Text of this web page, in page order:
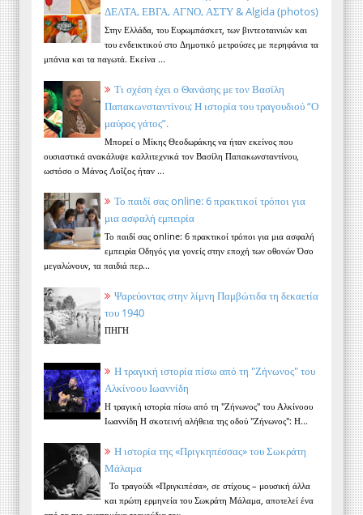
ΔΕΛΤΑ, ΕΒΓΑ, ΑΓΝΟ, ΑΣΤΥ & Algida (photos)
Στην Ελλάδα, του Ευρωμπάσκετ, των βιντεοταινιών και
του ενδεικτικού στο Δημοτικό μετρούσες με περηφάνια τα
μπάνια και τα παγωτά. Εκείνα ...
Τι σχέση έχει ο Θανάσης με τον Βασίλη
Παπακωνσταντίνου; Η ιστορία του τραγουδιού “Ο
μαύρος γάτος”.
Μπορεί ο Μίκης Θεοδωράκης να ήταν εκείνος που
ουσιαστικά ανακάλυψε καλλιτεχνικά τον Βασίλη Παπακωνσταντίνου,
ωστόσο ο Μάνος Λοΐζος ήταν ...
Το παιδί σας online: 6 πρακτικοί τρόποι για
μια ασφαλή εμπειρία
Το παιδί σας online: 6 πρακτικοί τρόποι για μια ασφαλή
εμπειρία Οδηγός για γονείς στην εποχή των οθονών Όσο
μεγαλώνουν, τα παιδιά περ...
Ψαρεύοντας στην λίμνη Παμβώτιδα τη δεκαετία
του 1940
ΠΗΓΗ
Η τραγική ιστορία πίσω από τη "Ζήνωνος" του
Αλκίνοου Ιωαννίδη
Η τραγική ιστορία πίσω από τη "Ζήνωνος" του Αλκίνοου
Ιωαννίδη Η σκοτεινή αλήθεια της οδού "Ζήνωνος": Η...
Η ιστορία της «Πριγκηπέσσας» του Σωκράτη
Μάλαμα
Το τραγούδι «Πριγκιπέσα», σε στίχους – μουσική άλλα
και πρώτη ερμηνεία του Σωκράτη Μάλαμα, αποτελεί ένα